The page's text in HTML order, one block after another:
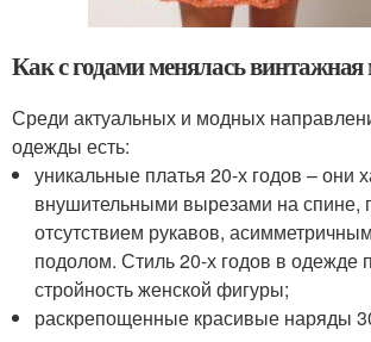
Как с годами менялась винтажная
Среди актуальных и модных
одежды есть:
уникальные платья 20-х годов – они
внушительными вырезами на спине,
отсутствием рукавов,
подолом. Стиль 20-х годов в одежде
стройность женской фигуры;
раскрепощенные красивые наряды